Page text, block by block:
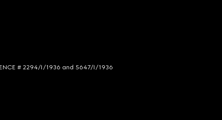
# 2294/I/1936 and 5647/I/1936